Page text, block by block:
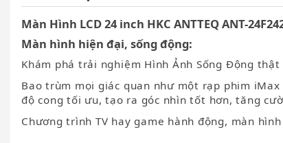
Màn Hình LCD 24 inch HKC ANTTEQ ANT-
Màn hình hiện đại, sống động:
Khám phá trải nghiệm Hình Ảnh Sống Động
Bao trùm mọi giác quan như một rạp phim
độ cong tối ưu, tạo ra góc nhìn tốt hơn, tăng
Chương trình TV hay game hành động, màn